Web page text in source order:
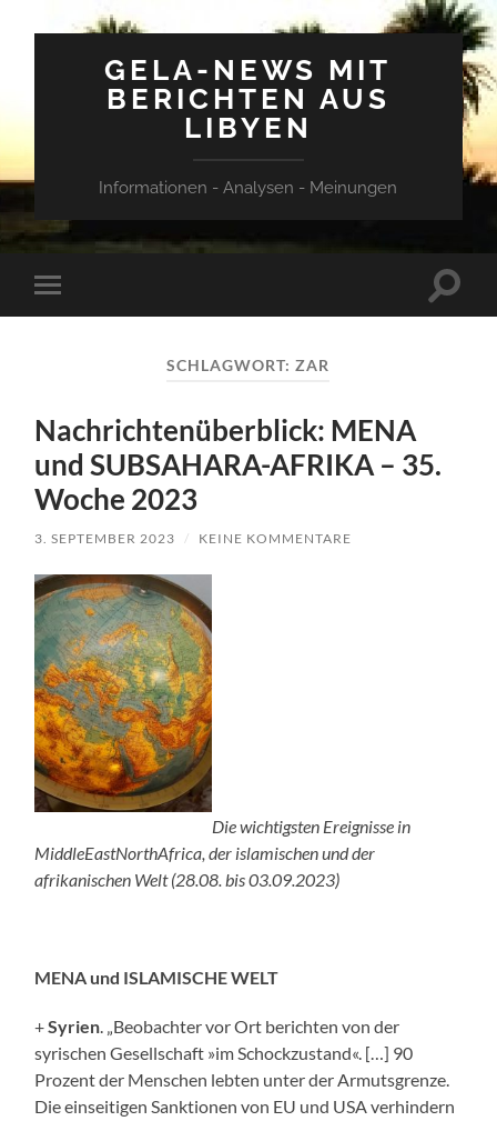
GELA-NEWS MIT
BERICHTEN AUS
LIBYEN
Informationen - Analysen - Meinungen
Mobile-
Menü
SCHLAGWORT:ZAR
Nachrichtenüberblick: MENA
und SUBSAHARA-AFRIKA – 35.
Woche 2023
3. SEPTEMBER 2023 / KEINE KOMMENTARE
Die wichtigsten Ereignisse in
MiddleEastNorthAfrica, der islamischen und der
afrikanischen Welt(28.08. bis 03.09.2023)
MENA und ISLAMISCHE WELT
+Syrien. „Beobachter vor Ort berichten von der
syrischen Gesellschaft »im Schockzustand«. […] 90
Prozent der Menschen lebten unter der Armutsgrenze.
Die einseitigen Sanktionen von EU und USA verhindern